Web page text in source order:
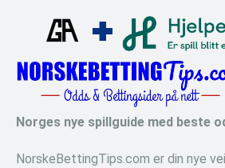
Norges nye spillguide med beste
NorskeBettingTips.com er din nye